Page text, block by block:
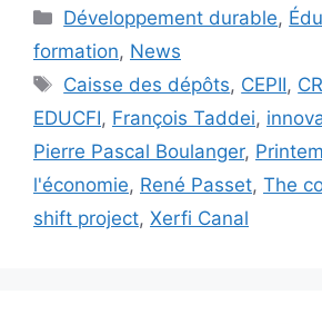
Catégories
Développement durable,
formation, News
Étiquettes
Caisse des dépôts, CEPII,
EDUCFI, François Taddei,
Pierre Pascal Boulanger,
l'économie, René Passet, The
shift project, Xerfi Canal